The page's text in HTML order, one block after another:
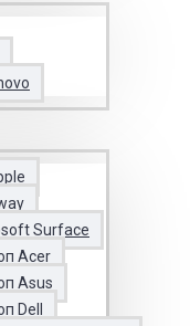
Surface
Acer
Asus
Dell